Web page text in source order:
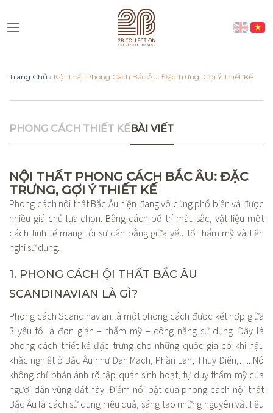
to
Trang Chủ › Nội Thất Phong Cách Bắc Âu: Đặc Trưng, Gợi Ý Thiết Kế
PHONG CÁCH THIẾT KẾBÀI VIẾT
NỘI THẤT PHONG CÁCH BẮC ÂU: ĐẶC
TRƯNG, GỢI Ý THIẾT KẾ
Phong cách nội thất Bắc Âu hiện đang vô cùng phổ biến và được
nhiều giá chủ lựa chọn. Bằng cách bố trí màu sắc, vật liệu một
cách tinh tế mang tới sự cân bằng giữa yếu tố thẩm mỹ và tiện
nghi sử dụng.
1. PHONG CÁCH ỘI THẤT BẮC ÂU
SCANDINAVIAN LÀ GÌ?
Phong cách Scandinavian là một phong cách được kết hợp giữa
3 yếu tố là đơn giản – thẩm mỹ – công năng sử dụng. Đây là
phong cách thiết kế đặc trưng cho những quốc gia có khí hậu
khắc nghiệt ở Bắc Âu như Đan Mạch, Phần Lan, Thụy Điển,…. Nó
không chỉ phản ánh rõ tập quán sinh hoạt, tự duy thẩm mỹ của
người dân vùng đất này. Điểm nổi bật của phong cách nội thất
Bắc Âu là cách sử dụng hiệu quả, sáng tạo những nguyên vật liệu
Vui lòng lựa chọn hình thức liên
lạc phù hợp với quý khách
Nhắn tin qua Zalo
Nhắn tin qua Messenger
Nhắn tin qua Whatsap